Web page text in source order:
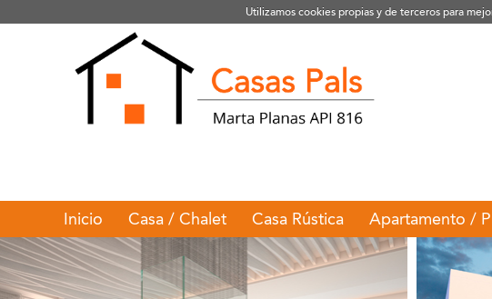
Utilizamos cookies propias y de terceros para
Inicio Casa / Chalet Casa Rústica Apartamento /